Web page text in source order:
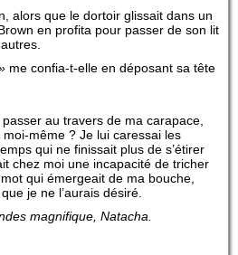
alors que le dortoir glissait dans un
en profita pour passer de son lit
me confia-t-elle en déposant sa tête
au travers de ma carapace,
même ? Je lui caressai les
qui ne finissait plus de s’étirer
chez moi une incapacité de tricher
qui émergeait de ma bouche,
je ne l’aurais désiré.
magnifique, Natacha.